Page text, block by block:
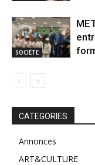
SOCIÉTE
CATEGORIES
Annonces
ART&CULTURE